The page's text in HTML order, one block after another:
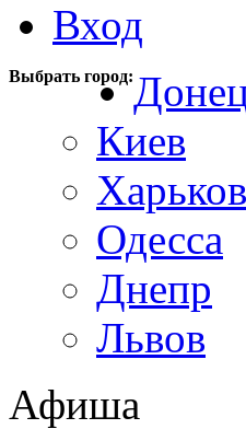
Вход
Выбрать город:
Киев
Харьков
Одесса
Днепр
Львов
Афиша